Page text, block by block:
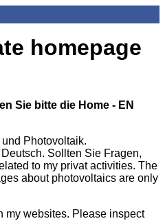
homepage
Sie bitte die Home - EN
Photovoltaik.
Sollten Sie Fragen,
to my privat activities. The
about photovoltaics are only
my websites. Please inspect